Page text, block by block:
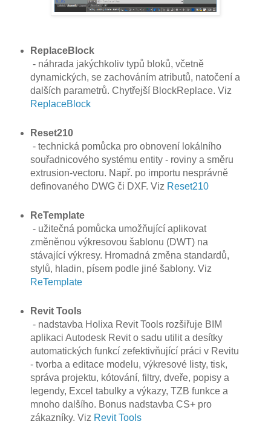
ReplaceBlock
- náhrada jakýchkoliv typů bloků, včetně
dynamických, se zachováním atributů, natočení a
dalších parametrů. Chytřejší BlockReplace. Viz
ReplaceBlock
Reset210
- technická pomůcka pro obnovení lokálního
souřadnicového systému entity - roviny a směru
extrusion-vectoru. Např. po importu nesprávně
definovaného DWG či DXF. Viz Reset210
ReTemplate
- užitečná pomůcka umožňující aplikovat
změněnou výkresovou šablonu (DWT) na
stávající výkresy. Hromadná změna standardů,
stylů, hladin, písem podle jiné šablony. Viz
ReTemplate
Revit Tools
- nadstavba Holixa Revit Tools rozšiřuje BIM
aplikaci Autodesk Revit o sadu utilit a desítky
automatických funkcí zefektivňující práci v Revitu
- tvorba a editace modelu, výkresové listy, tisk,
správa projektu, kótování, filtry, dveře, popisy a
legendy, Excel tabulky a výkazy, TZB funkce a
mnoho dalšího. Bonus nadstavba CS+ pro
zákazníky. Viz Revit Tools